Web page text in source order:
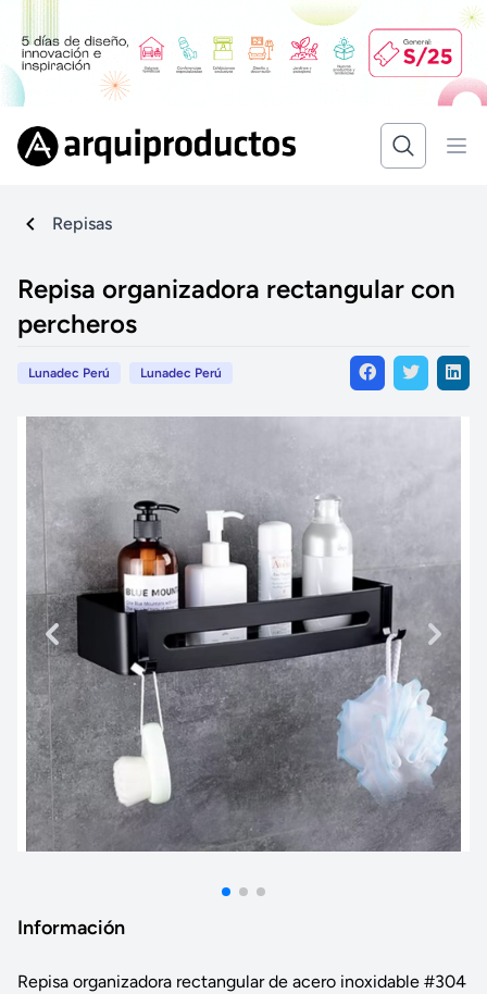
Repisas
Repisa organizadora rectangular con
percheros
Lunadec Perú Lunadec Perú
Información
Repisa organizadora rectangular de acero inoxidable #304